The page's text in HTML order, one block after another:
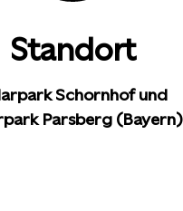
Standort
Schornhof und
Parsberg (Bayern)